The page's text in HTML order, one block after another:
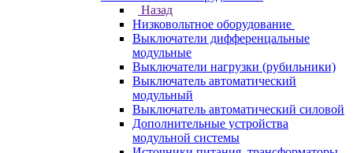
Назад
Низковольтное оборудование
Выключатели дифференцальные
модульные
Выключатели нагрузки (рубильники)
Выключатель автоматический
модульный
Выключатель автоматический силовой
Дополнительные устройства
модульной системы